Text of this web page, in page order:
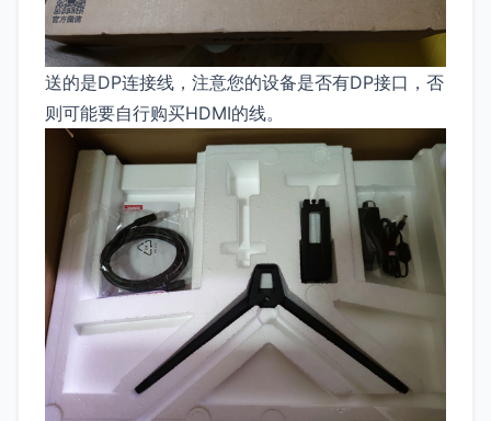
送的是DP连接线，注意您的设备是否有DP接口，否
则可能要自行购买HDMI的线。